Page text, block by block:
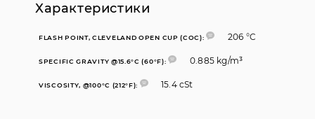
Характеристики
FLASH POINT, CLEVELAND OPEN CUP (COC): 206 °C
SPECIFIC GRAVITY @15.6°C (60°F): 0.885 kg/m³
VISCOSITY, @100°C (212°F): 15.4 cSt